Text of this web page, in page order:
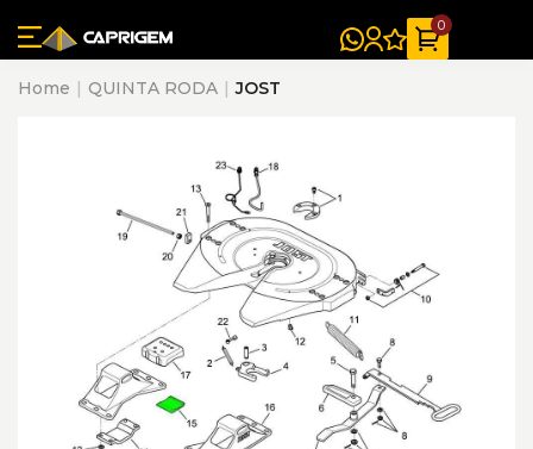
0
Home QUINTA RODA JOST